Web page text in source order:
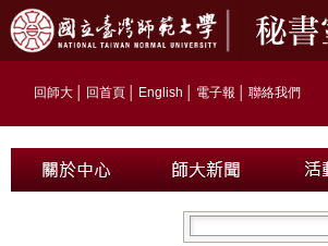
回師大 回首頁 English 電子報 聯絡我們